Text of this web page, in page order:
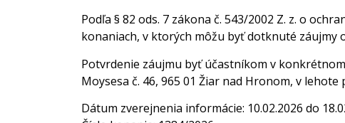
Podľa § 82 ods. 7 zákona č. 543/2002 Z. z. o
konaniach, v ktorých môžu byť dotknuté záujmy
Potvrdenie záujmu byť účastníkom v
Moysesa č. 46, 965 01 Žiar nad Hronom, v
Dátum zverejnenia informácie: 10.02.2026 do